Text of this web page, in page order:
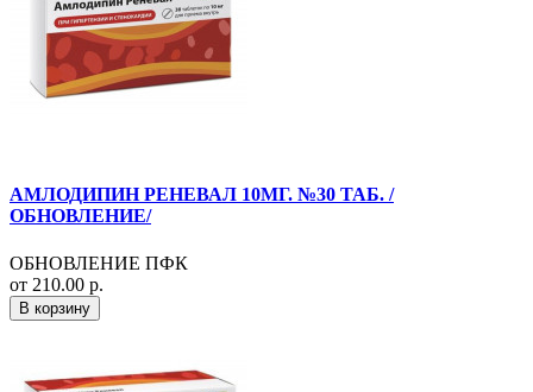
АМЛОДИПИН РЕНЕВАЛ 10МГ. №30 ТАБ. /
ОБНОВЛЕНИЕ/
ОБНОВЛЕНИЕ ПФК
от 210.00 р.
В корзину